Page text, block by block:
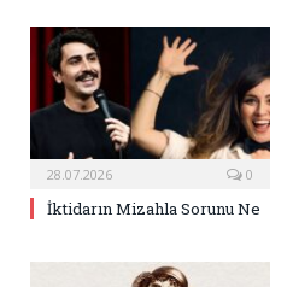
28.07.2026 0
İktidarın Mizahla Sorunu Ne